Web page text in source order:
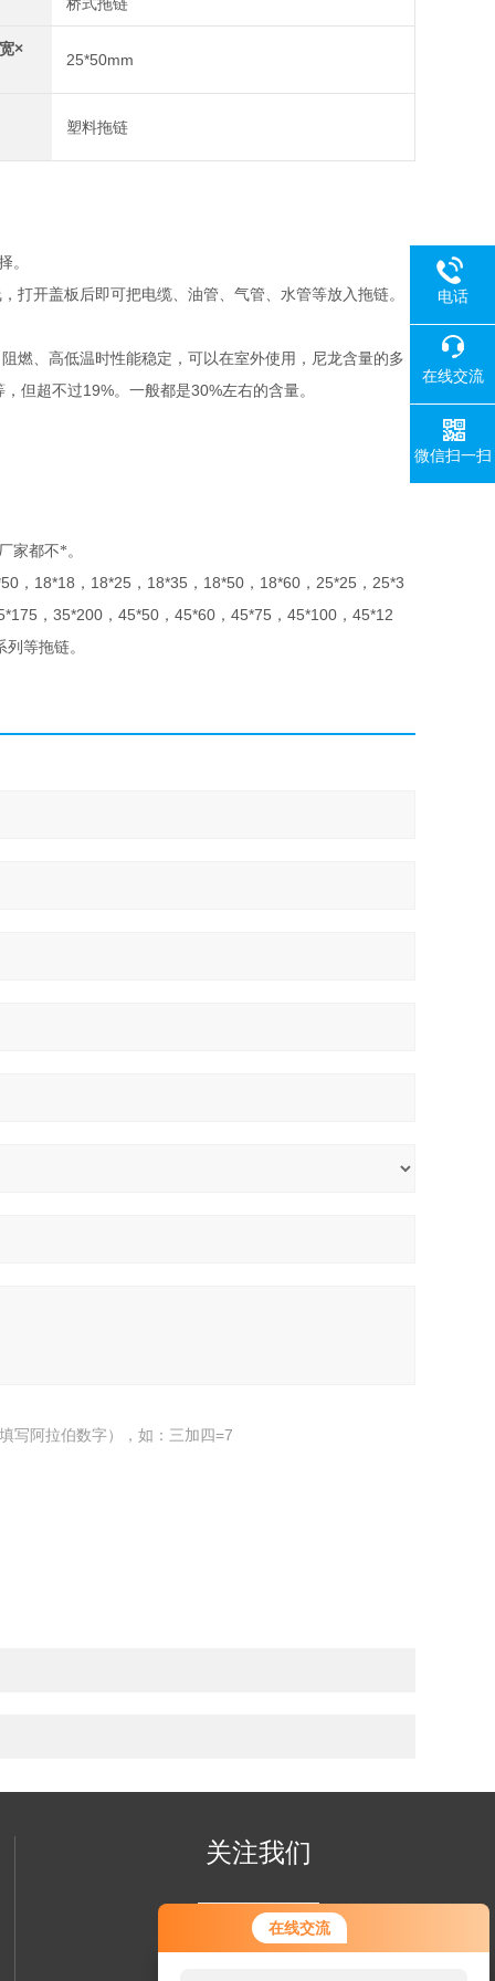
在线交流
您好！欢迎前来咨询，很高兴为您
服务，请问您要咨询什么问题呢？
×
25*50mm
塑料拖链
。
打开盖板后即可把电缆、油管、气管、水管等放入拖链。
燃、高低温时性能稳定，可以在室外使用，尼龙含量的多
，但超不过19%。一般都是30%左右的含量。
家都不*。
， 18*18 ， 18*25 ， 18*35 ， 18*50 ， 18*60 ， 25*25 ， 25*3
， 35*200 ， 45*50 ， 45*60 ， 45*75 ， 45*100 ， 45*12
列等拖链。
写阿拉伯数字），如：三加四=7
关注我们
电话
在线交流
微信扫一扫